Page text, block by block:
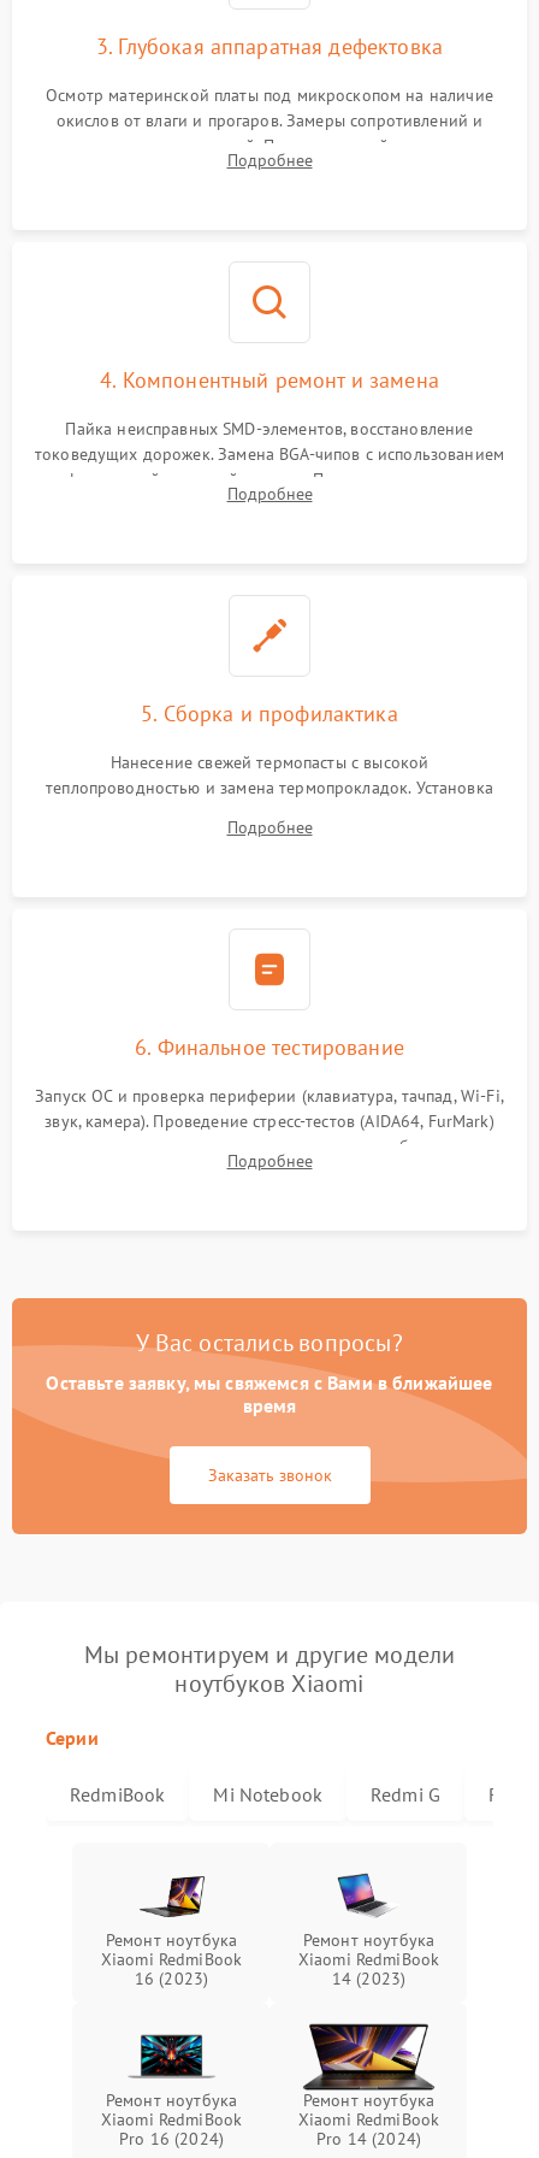
3. Глубокая аппаратная дефектовка
Осмотр материнской платы под микроскопом на наличие
окислов от влаги и прогаров. Замеры сопротивлений и
дежурных напряжений. Проверка цепей питания,
мультиконтроллера, процессора и видеочипа.
Подробнее
4. Компонентный ремонт и замена
Пайка неисправных SMD-элементов, восстановление
токоведущих дорожек. Замена BGA-чипов с использованием
инфракрасной паяльной станции. Прошивка микросхемы
BIOS или замена поврежденных портов USB
Подробнее
5. Сборка и профилактика
Нанесение свежей термопасты с высокой
теплопроводностью и замена термопрокладок. Установка
шлейфов, модулей памяти и накопителей. Предварительная
Подробнее
6. Финальное тестирование
Запуск ОС и проверка периферии (клавиатура, тачпад, Wi-Fi,
звук, камера). Проведение стресс-тестов (AIDA64, FurMark)
для контроля температурного режима и стабильности
системы под пиковой нагрузкой.
Подробнее
У Вас остались вопросы?
Оставьте заявку, мы свяжемся с Вами в ближайшее
время
Заказать звонок
Мы ремонтируем и другие модели
ноутбуков Xiaomi
Серии
RedmiBook Mi Notebook Redmi G
Ремонт ноутбука
Xiaomi RedmiBook
16 (2023)
Ремонт ноутбука
Xiaomi RedmiBook
14 (2023)
Ремонт ноутбука
Xiaomi RedmiBook
Pro 16 (2024)
Ремонт ноутбука
Xiaomi RedmiBook
Pro 14 (2024)